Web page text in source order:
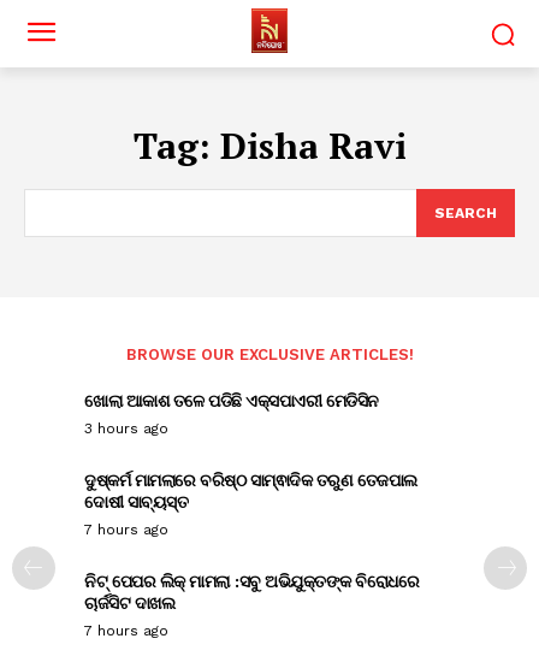
Tag: Disha Ravi
SEARCH
BROWSE OUR EXCLUSIVE ARTICLES!
ଖୋଲା ଆକାଶ ତଳେ ପଡିଛି ଏକ୍ସପାଏରୀ ମେଡିସିନ
3 hours ago
ଦୁଷ୍କର୍ମ ମାମଲାରେ ବରିଷ୍ଠ ସାମ୍ଵାଦିକ ତରୁଣ ତେଜପାଲ
ଦୋଷୀ ସାବ୍ୟସ୍ତ
7 hours ago
ନିଟ୍ ପେପର ଲିକ୍ ମାମଲା :ସବୁ ଅଭିଯୁକ୍ତଙ୍କ ବିରୋଧରେ
ଚାର୍ଜସିଟ ଦାଖଲ
7 hours ago